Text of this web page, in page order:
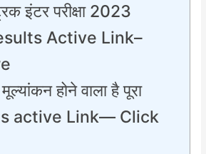
इंटर परीक्षा 2023
Active Link–
होने वाला है पूरा
active Link— Click